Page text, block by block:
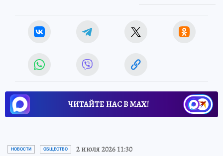
ЧИТАЙТЕ НАС В МАХ!
НОВОСТИ ОБЩЕСТВО 2 июля 2026 11:30